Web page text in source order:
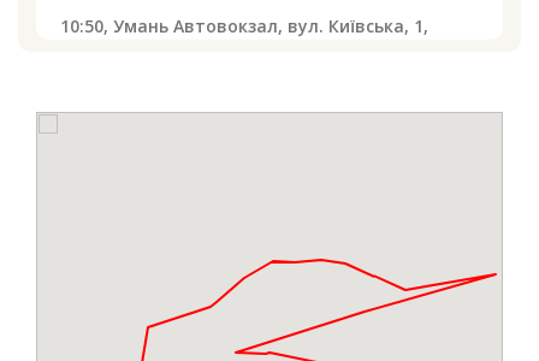
10:50, Умань Автовокзал, вул. Київська, 1,